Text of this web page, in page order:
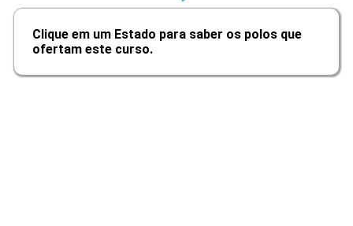
Humanização da Assistência em
Saúde no Brasil
Clique em um Estado para saber os polos que
ofertam este curso.